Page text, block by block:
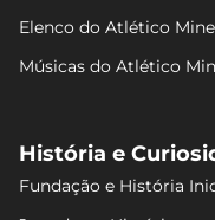
Elenco do Atlético
Músicas do Atlético
História e
Fundação e História